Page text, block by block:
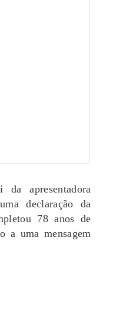
apresentadora
declaração da
78 anos de
a uma mensagem